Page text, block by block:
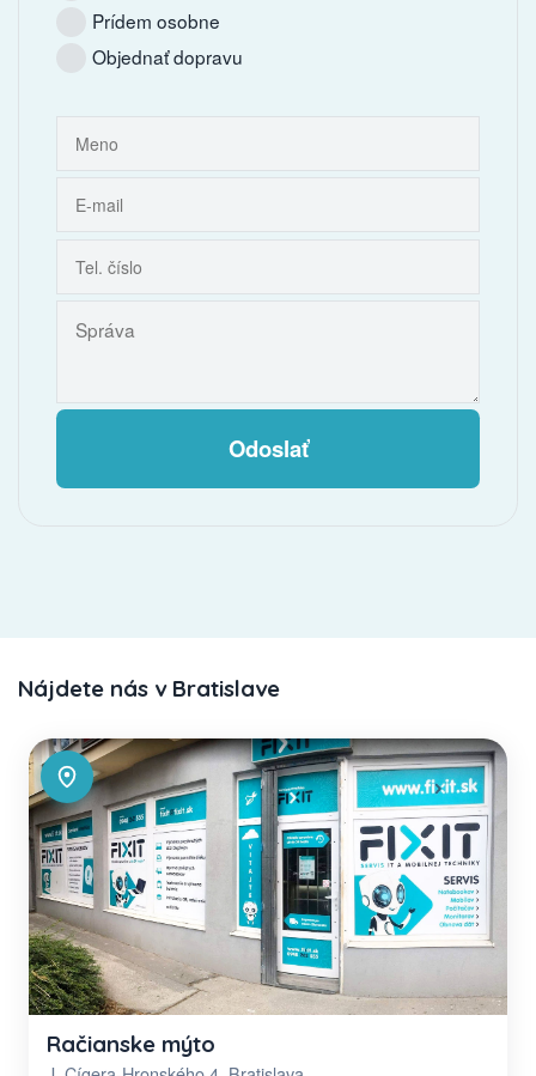
Prídem osobne
Objednať dopravu
Odoslať
Nájdete nás v Bratislave
Račianske mýto